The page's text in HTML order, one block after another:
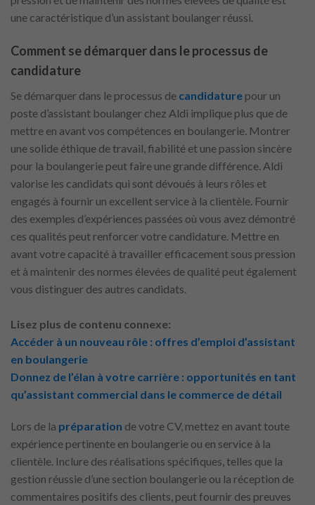
une caractéristique d’un assistant boulanger réussi.
Comment se démarquer dans le processus de
candidature
Se démarquer dans le processus de candidature pour un
poste d’assistant boulanger chez Aldi implique plus que de
mettre en avant vos compétences en boulangerie. Montrer
une solide éthique de travail, fiabilité et une passion sincère
pour la boulangerie peut faire une grande différence. Aldi
valorise les candidats qui sont dévoués à leurs rôles et
engagés à fournir un excellent service à la clientèle. Fournir
des exemples d’expériences passées où vous avez démontré
ces qualités peut renforcer votre candidature. Mettre en
avant votre capacité à travailler efficacement sous pression
et à maintenir des normes élevées de qualité peut également
vous distinguer des autres candidats.
Lisez plus de contenu connexe:
Accéder à un nouveau rôle : offres d’emploi d’assistant
en boulangerie
Donnez de l’élan à votre carrière : opportunités en tant
qu’assistant commercial dans le commerce de détail
Lors de la préparation de votre CV, mettez en avant toute
expérience pertinente en boulangerie ou en service à la
clientèle. Inclure des réalisations spécifiques, telles que la
gestion réussie d’une section boulangerie ou la réception de
commentaires positifs des clients, peut fournir des preuves